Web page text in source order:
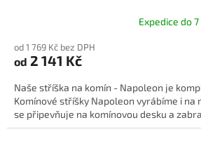
Expedice do
od 1 769 Kč bez DPH
od 2 141 Kč
Naše stříška na komín - Napoleon je
Komínové stříšky Napoleon vyrábíme i na
se připevňuje na komínovou desku a